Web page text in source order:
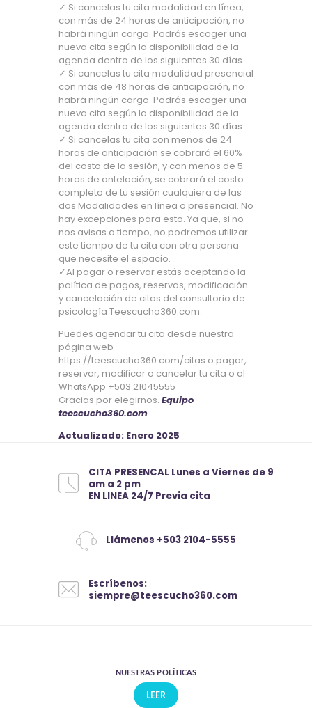
✓ Si cancelas tu cita modalidad en línea,
con más de 24 horas de anticipación, no
habrá ningún cargo. Podrás escoger una
nueva cita según la disponibilidad de la
agenda dentro de los siguientes 30 días.
✓ Si cancelas tu cita modalidad presencial
con más de 48 horas de anticipación, no
habrá ningún cargo. Podrás escoger una
nueva cita según la disponibilidad de la
agenda dentro de los siguientes 30 días
✓ Si cancelas tu cita con menos de 24
horas de anticipación se cobrará el 60%
del costo de la sesión, y con menos de 5
horas de antelación, se cobrará el costo
completo de tu sesión cualquiera de las
dos Modalidades en línea o presencial. No
hay excepciones para esto. Ya que, si no
nos avisas a tiempo, no podremos utilizar
este tiempo de tu cita con otra persona
que necesite el espacio.
✓Al pagar o reservar estás aceptando la
política de pagos, reservas, modificación
y cancelación de citas del consultorio de
psicología Teescucho360.com.
Puedes agendar tu cita desde nuestra
página web
https://teescucho360.com/citas o pagar,
reservar, modificar o cancelar tu cita o al
WhatsApp +503 21045555
Gracias por elegirnos. Equipo
teescucho360.com
Actualizado: Enero 2025
CITA PRESENCAL Lunes a Viernes de 9
am a 2 pm
EN LINEA 24/7 Previa cita
Llámenos +503 2104-5555
Escríbenos:
siempre@teescucho360.com
NUESTRAS POLÍTICAS
LEER